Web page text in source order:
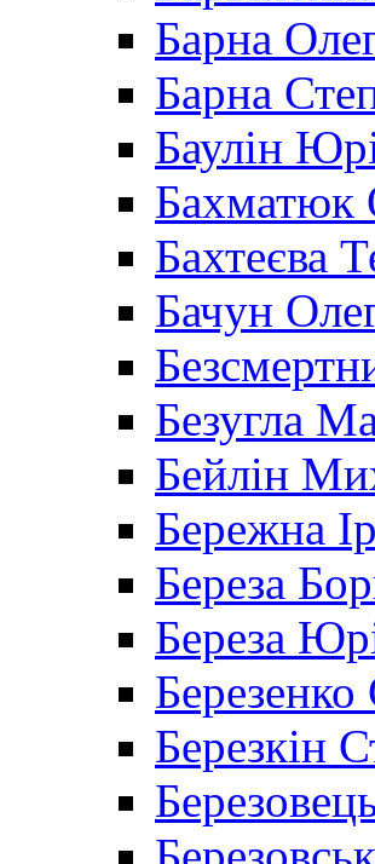
Барна
Барна
Баулін
Бахматюк
Бахтеєва
Бачун
Безугла
Бейлін
Бережна
Береза
Береза
Березенко
Березкін